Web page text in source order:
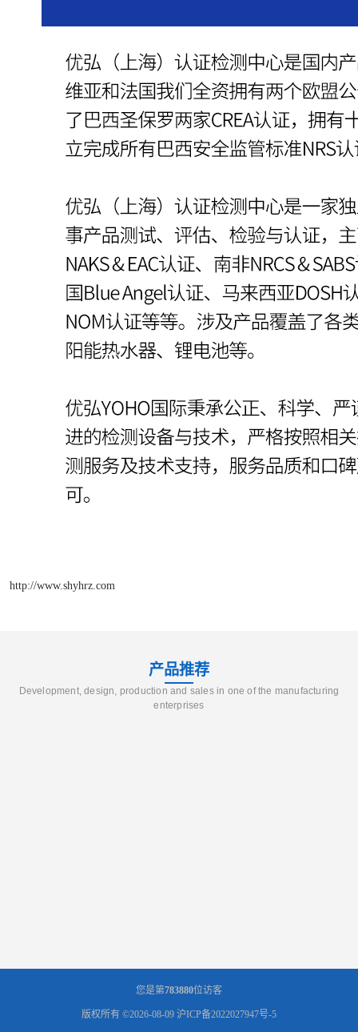
http://www.shyhrz.com
产品推荐
Development, design, production and sales in one of the manufacturing
enterprises
您是第783880位访客
版权所有 ©2026-08-09 沪ICP备2022027947号-5